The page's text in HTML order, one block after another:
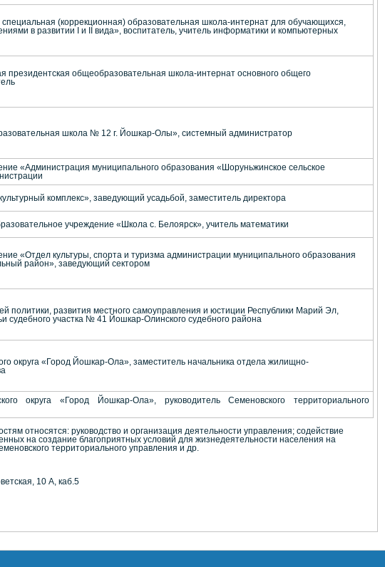
(коррекционная) образовательная школа-интернат для обучающихся,
в развитии I и II вида», воспитатель, учитель информатики и компьютерных
общеобразовательная школа-интернат основного общего
школа № 12 г. Йошкар-Олы», системный администратор
«Администрация муниципального образования «Шоруньжинское сельское
комплекс», заведующий усадьбой, заместитель директора
учреждение «Школа с. Белоярск», учитель математики
«Отдел культуры, спорта и туризма администрации муниципального образования
район», заведующий сектором
политики, развития местного самоуправления и юстиции Республики Марий Эл,
судебного участка № 41 Йошкар-Олинского судебного района
округа «Город Йошкар-Ола», заместитель начальника отдела жилищно-
округа «Город Йошкар-Ола», руководитель Семеновского территориального
относятся: руководство и организация деятельности управления; содействие
на создание благоприятных условий для жизнедеятельности населения на
территориального управления и др.
10 А, каб.5